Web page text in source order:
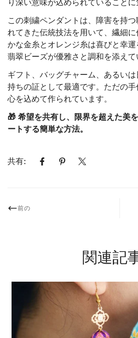
り深い意味が込められていることに
この刺繍ペンダントは、障害を持
れてきた伝統技法を用いて、繊細
かな金糸とオレンジ糸は喜びと幸
翡翠ビーズが優雅さと調和を添えて
ギフト、バッグチャーム、あるい
持ちの証として最適です。ただの手
心を込めて作られています。
🎁 希望を共有し、限界を超えた美
ートする簡単な方法。
共有:
前の
関連記
No, I'm not